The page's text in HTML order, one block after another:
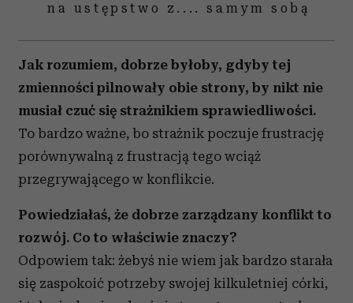
na ustępstwo z.... samym sobą
Jak rozumiem, dobrze byłoby, gdyby tej
zmienności pilnowały obie strony, by nikt nie
musiał czuć się strażnikiem sprawiedliwości.
To bardzo ważne, bo strażnik poczuje frustrację
porównywalną z frustracją tego wciąż
przegrywającego w konflikcie.
Powiedziałaś, że dobrze zarządzany konflikt to
rozwój. Co to właściwie znaczy?
Odpowiem tak: żebyś nie wiem jak bardzo starała
się zaspokoić potrzeby swojej kilkuletniej córki,